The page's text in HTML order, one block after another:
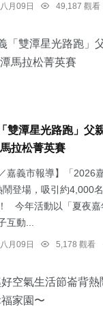
月09日 49,187 觀看
雙潭星光路跑」父
拉松菁英賽
嘉義市報導】「2026
登場，吸引約4,000
今年活動以「夏夜嘉
互動...
月09日 5,178 觀看